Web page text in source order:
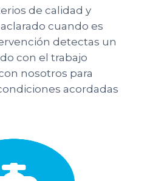
de calidad y
cuando es
detectas un
con el trabajo
nosotros para
acordadas